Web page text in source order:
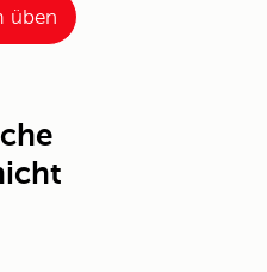
üben